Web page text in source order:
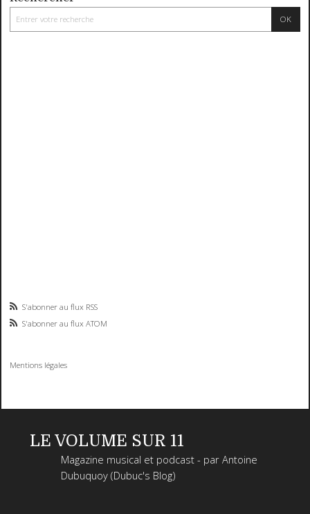
S'abonner au flux RSS
S'abonner au flux ATOM
Mentions légales
LE VOLUME SUR 11
Magazine musical et podcast - par Antoine
Dubuquoy (Dubuc's Blog)